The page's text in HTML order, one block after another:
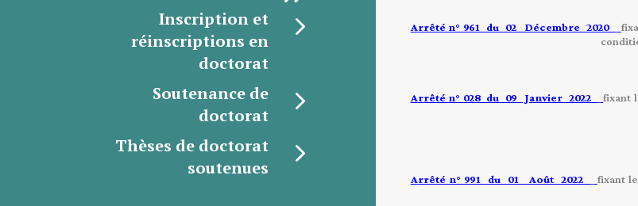
5
Inscription et
réinscriptions en
doctorat
5
Soutenance de
doctorat
5
Thèses de doctorat
soutenues
Arrêté n°961 du 02 Décembre 2020
Arrêté n°028 du 09 Janvier 2022 fixant
Arrêté n°991 du 01 Août2022 fixant